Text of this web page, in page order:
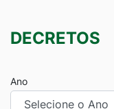
DECRETOS
Ano